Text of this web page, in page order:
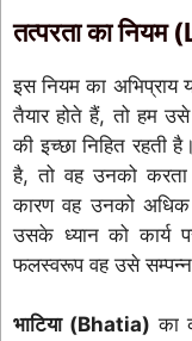
तत्परता का
इस नियम का अभिप्राय
तैयार होते हैं, तो हम
की इच्छा निहित रहती
है, तो वह उनको करता
कारण वह उनको
उसके ध्यान को कार्य
फलस्वरूप वह उसे
भाटिया (Bhatia) का